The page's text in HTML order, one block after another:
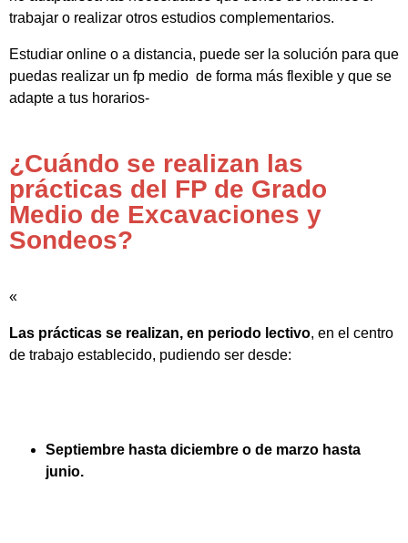
trabajar o realizar otros estudios complementarios.
Estudiar online o a distancia, puede ser la solución para que
puedas realizar un fp medio de forma más flexible y que se
adapte a tus horarios-
¿Cuándo se realizan las
prácticas del FP de Grado
Medio de Excavaciones y
Sondeos?
«
Las prácticas se realizan, en periodo lectivo, en el centro
de trabajo establecido, pudiendo ser desde:
Septiembre hasta diciembre o de marzo hasta
junio.